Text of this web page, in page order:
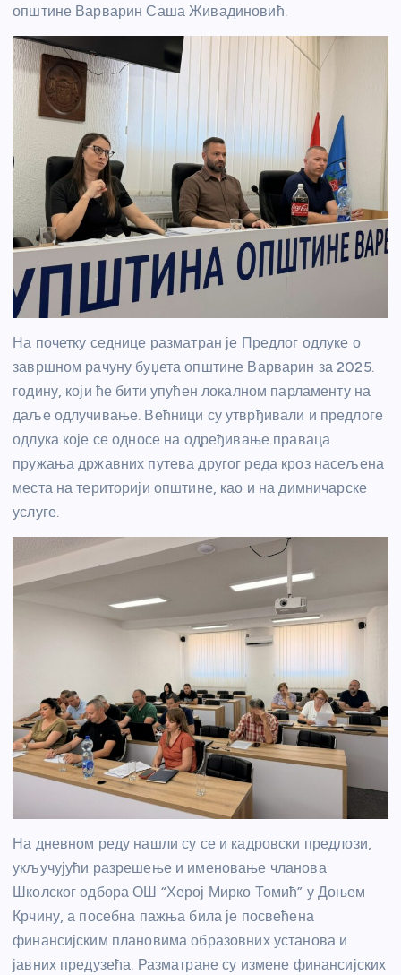
општине Варварин Саша Живадиновић.
На почетку седнице разматран је Предлог одлуке о
завршном рачуну буџета општине Варварин за 2025.
годину, који ће бити упућен локалном парламенту на
даље одлучивање. Већници су утврђивали и предлоге
одлука које се односе на одређивање праваца
пружања државних путева другог реда кроз насељена
места на територији општине, као и на димничарске
услуге.
На дневном реду нашли су се и кадровски предлози,
укључујући разрешење и именовање чланова
Школског одбора ОШ “Херој Мирко Томић” у Доњем
Крчину, а посебна пажња била је посвећена
финансијским плановима образовних установа и
јавних предузећа. Разматране су измене финансијских